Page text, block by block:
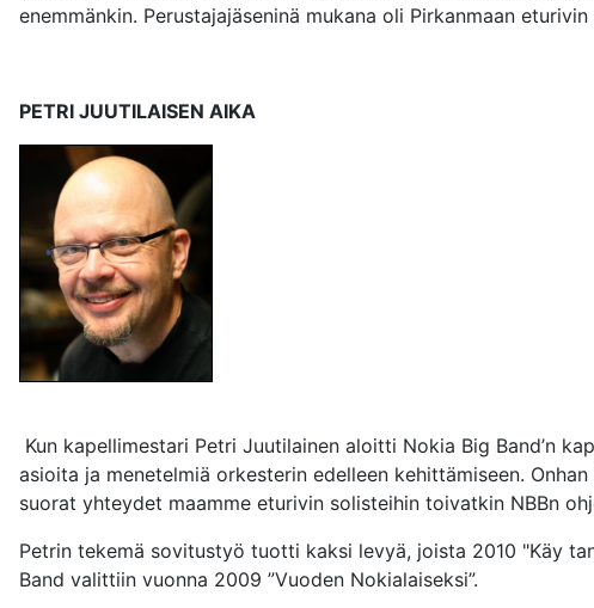
enemmänkin. Perustajajäseninä mukana oli Pirkanmaan
PETRI JUUTILAISEN AIKA
Kun kapellimestari Petri Juutilainen aloitti Nokia Big Band’n
asioita ja menetelmiä orkesterin edelleen kehittämiseen.
suorat yhteydet maamme eturivin solisteihin toivatkin NBBn
Petrin tekemä sovitustyö tuotti kaksi levyä, joista 2010 "Käy
Band valittiin vuonna 2009 ”Vuoden Nokialaiseksi”.